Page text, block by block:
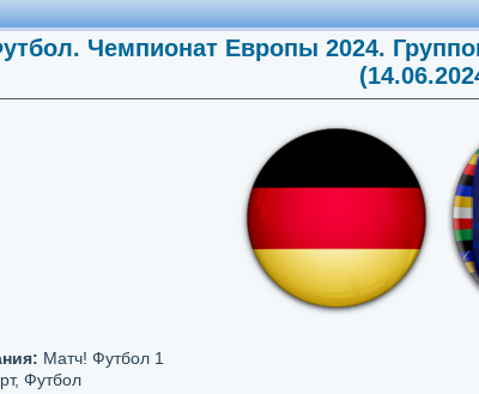
Чемпионат Европы 2024.
Матч! Футбол 1
Футбол